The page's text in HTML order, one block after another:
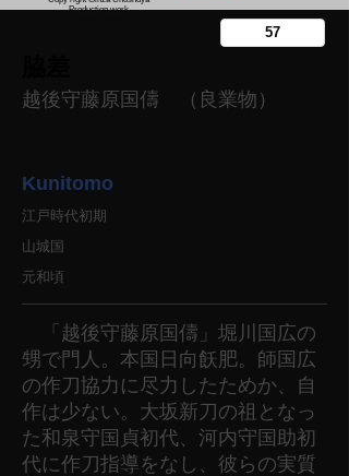
Production work
越後守藤原国儔 （良業物）
Kunitomo
江戸時代初期
山城国
元和頃
「越後守藤原国儔」堀川国広の
甥で門人。本国日向飫肥。師国広
の作刀協力に尽力したためか、自
作は少ない。大坂新刀の祖となっ
た和泉守国貞初代、河内守国助初
代に作刀指導をなし、彼らの実質